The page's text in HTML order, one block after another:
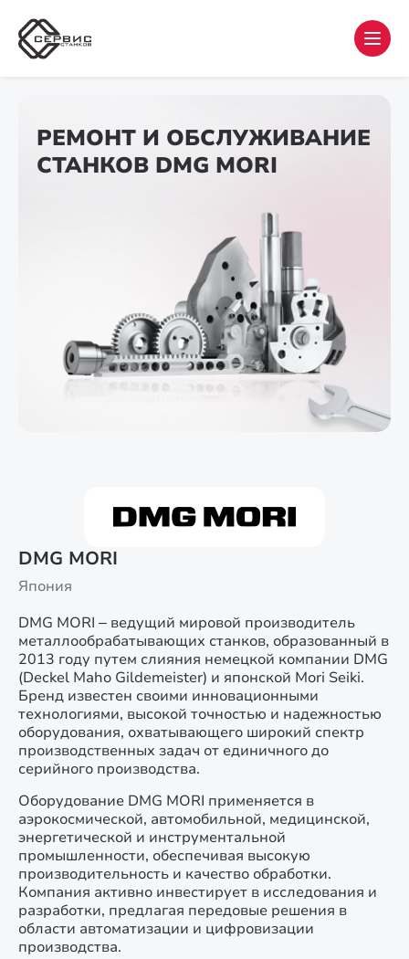
РЕМОНТ И ОБСЛУЖИВАНИЕ
СТАНКОВ DMG MORI
DMG MORI
Япония
DMG MORI – ведущий мировой производитель
металлообрабатывающих станков, образованный в
2013 году путем слияния немецкой компании DMG
(Deckel Maho Gildemeister) и японской Mori Seiki.
Бренд известен своими инновационными
технологиями, высокой точностью и надежностью
оборудования, охватывающего широкий спектр
производственных задач от единичного до
серийного производства.
Оборудование DMG MORI применяется в
аэрокосмической, автомобильной, медицинской,
энергетической и инструментальной
промышленности, обеспечивая высокую
производительность и качество обработки.
Компания активно инвестирует в исследования и
разработки, предлагая передовые решения в
области автоматизации и цифровизации
производства.